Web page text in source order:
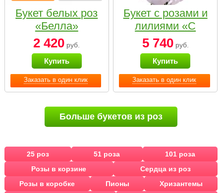
Заказать в один клик
Букет белых роз
«Белла»
2 420 руб.
Купить
Заказать в один клик
Букет с розами и
лилиями «С
наилучшими
пожеланиями»
5 740руб.
Купить
Больше букетов из роз
25 роз 51 роза
101 роза
Розы в корзине
Сердца из роз
Розы в коробке
Пионы
Хризантемы